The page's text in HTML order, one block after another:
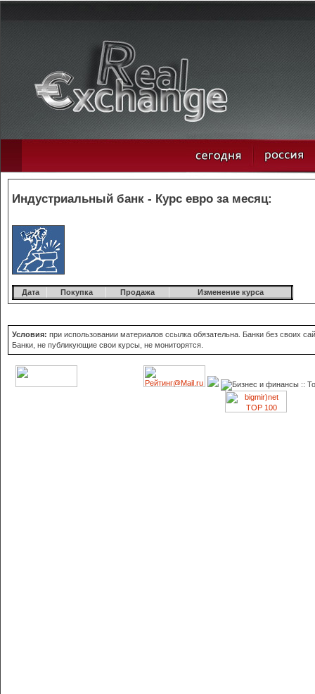
Индустриальный банк - Курс евро за месяц:
Дата Покупка Продажа Изменение курса
Условия: при использовании материалов ссылка обязательна. Банки без своих
Банки, не публикующие свои курсы, не мониторятся.